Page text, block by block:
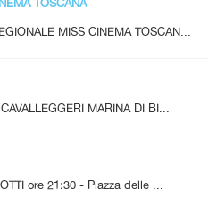
MISS CINEMA TOSCAN...
MARINA DI BI...
ore 21:30 - Piazza delle ...